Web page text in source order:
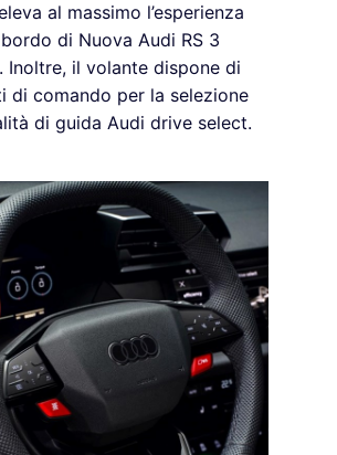
al massimo l’esperienza
di Nuova Audi RS 3
Inoltre, il volante dispone di
di comando per la selezione
di guida Audi drive select.